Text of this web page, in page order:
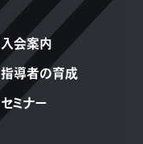
入会案内
指導者の育成
セミナー